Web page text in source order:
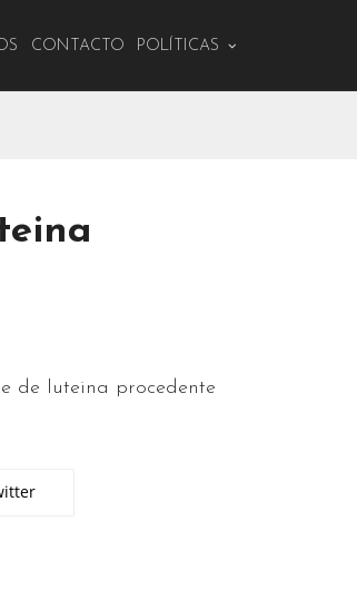
CONTACTO POLÍTICAS
de luteina procedente